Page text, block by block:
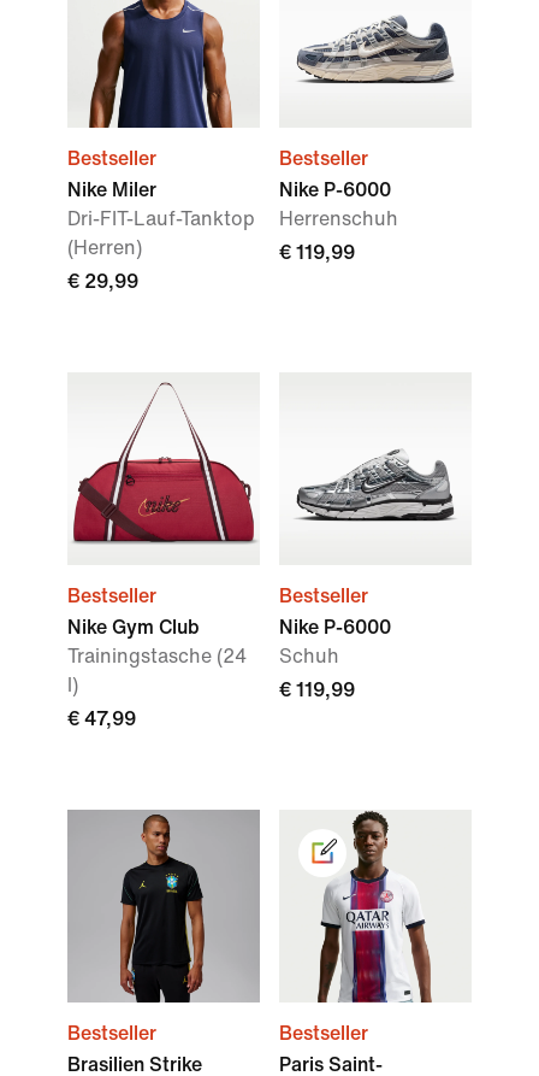
Bestseller
Nike Miler
Dri-FIT-Lauf-Tanktop
(Herren)
€ 29,99
Bestseller
Nike P-6000
Herrenschuh
€ 119,99
Bestseller
Nike Gym Club
Trainingstasche (24
l)
€ 47,99
Bestseller
Nike P-6000
Schuh
€ 119,99
Bestseller
Brasilien Strike
Bestseller
Paris Saint-